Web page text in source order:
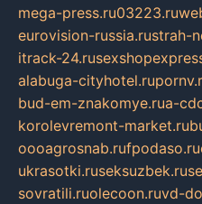
mega-press.ru03223.ru
eurovision-russia.rustrah-
itrack-24.ru
alabuga-cityhotel.ru
bud-em-znakomye.rua-
korolevremont-market.ru
oooagrosnab.rufpodaso.ru
ukrasotki.ruseksuzbek.ru
sovratili.ruolecoon.ruvd-